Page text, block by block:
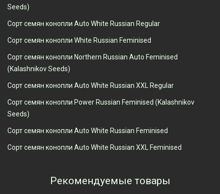
Seeds)
Сорт семян конопли Auto White Russian Regular
Сорт семян конопли White Russian Feminised
Сорт семян конопли Northern Russian Auto Feminised
(Kalashnikov Seeds)
Сорт семян конопли Auto White Russian XXL Regular
Сорт семян конопли Power Russian Feminised (Kalashnikov
Seeds)
Сорт семян конопли Auto White Russian Feminised
Сорт семян конопли Auto White Russian XXL Feminised
Рекомендуемые товары